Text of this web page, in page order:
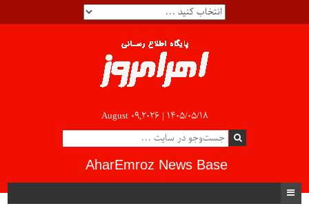
August 09,2026 | ۱۴۰۵/۰۵/۱۸
AharEmroz News Base